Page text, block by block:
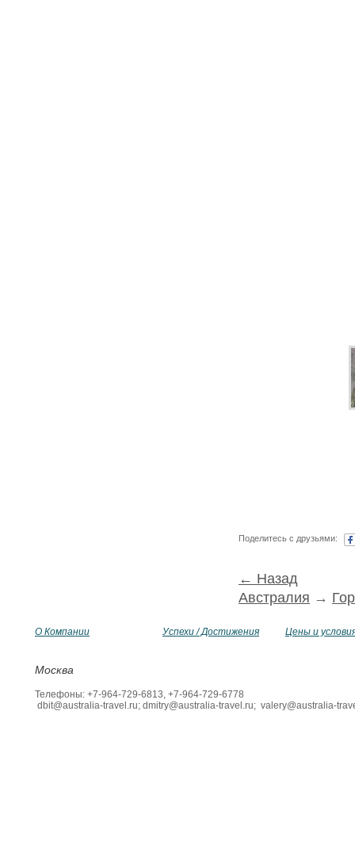
Поделитесь с друзьями:
← Назад
Австралия →
О Компании Успехи / Достижения Цены и
Москва
Телефоны: +7-964-729-6813, +7-964-729-6778
dbit@australia-travel.ru; dmitry@australia-travel.ru; valery@australia-